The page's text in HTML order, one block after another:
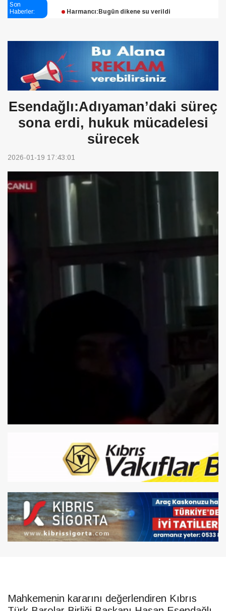
Son
Haberler:
Harmancı:Bugün dikene su verildi
Derneği:Vicdanlarınız tutsak, kalemleriniz esir
Esendağlı:Adıyaman’daki süreç
sona erdi, hukuk mücadelesi
sürecek
2026-01-19 17:43:01
Mahkemenin kararını değerlendiren Kıbrıs